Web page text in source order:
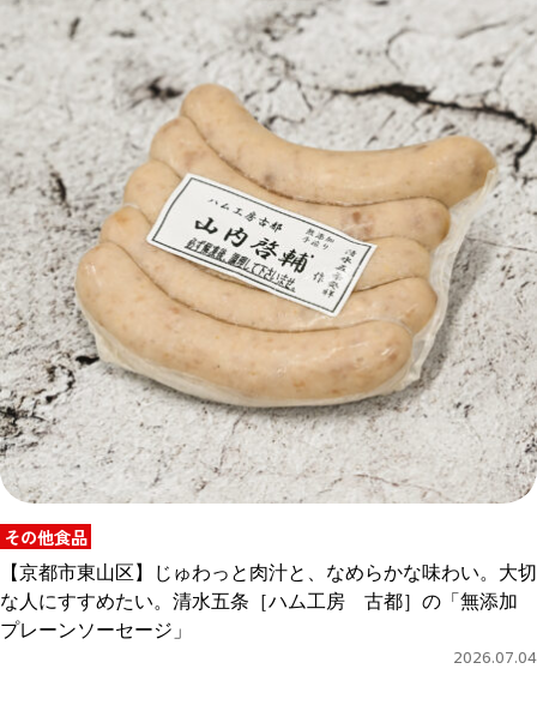
その他食品
【京都市東山区】じゅわっと肉汁と、なめらかな味わい。大切
な人にすすめたい。清水五条［ハム工房 古都］の「無添加
プレーンソーセージ」
2026.07.04